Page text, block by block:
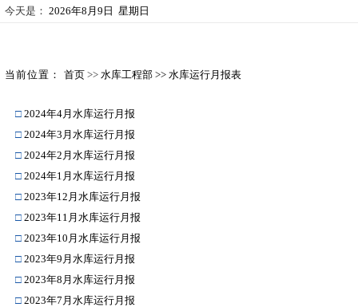
今天是： 2026年8月9日 星期日
当前位置： 首页 >> 水库工程部 >> 水库运行月报表
□ 2024年4月水库运行月报
□ 2024年3月水库运行月报
□ 2024年2月水库运行月报
□ 2024年1月水库运行月报
□ 2023年12月水库运行月报
□ 2023年11月水库运行月报
□ 2023年10月水库运行月报
□ 2023年9月水库运行月报
□ 2023年8月水库运行月报
□ 2023年7月水库运行月报